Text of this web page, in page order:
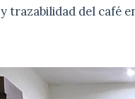
y trazabilidad del café